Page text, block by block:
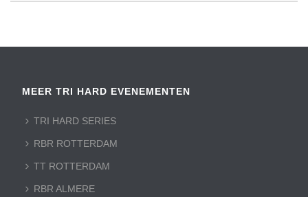
MEER TRI HARD EVENEMENTEN
TRI HARD SERIES
RBR ROTTERDAM
TT ROTTERDAM
RBR ALMERE